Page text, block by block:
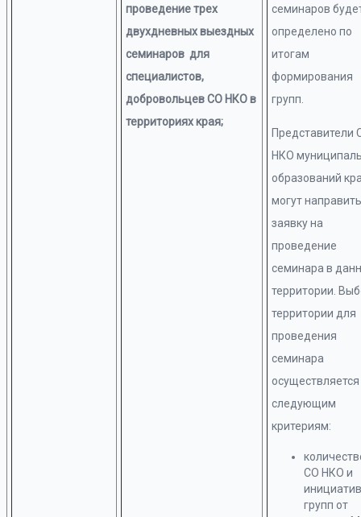
проведение трех
двухдневных выездных
семинаров для
специалистов,
добровольцев СО НКО в
территориях края;
семинаров
определено по
итогам
формирования
групп.
Представители
НКО
образований
могут направить
заявку на
проведение
семинара в
территории.
территории для
проведения
семинара
следующим
критериям:
СО НКО и
групп от